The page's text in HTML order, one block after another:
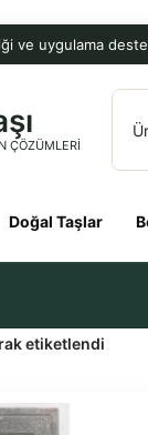
ve uygulama
ÇÖZÜMLERI
Doğal Taşlar
etiketlendi